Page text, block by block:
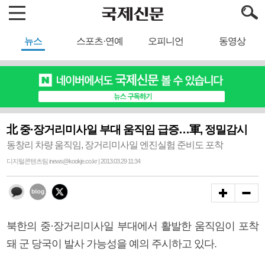
뉴스 스포츠·연예 오피니언 동영상
北 중·장거리미사일 부대 움직임 급증…軍, 정밀감시
동창리 차량 움직임, 장거리미사일 엔진실험 준비도 포착
디지털콘텐츠팀 inews@kookje.co.kr | 2013.03.29 11:34
북한의 중·장거리미사일 부대에서 활발한 움직임이 포착
돼 군 당국이 발사 가능성을 예의 주시하고 있다.